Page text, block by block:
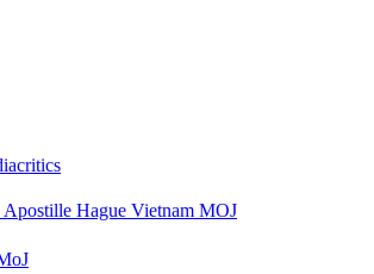
Hague Vietnam MOJ